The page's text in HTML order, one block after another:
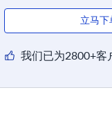
立马下
我们已为2800+客